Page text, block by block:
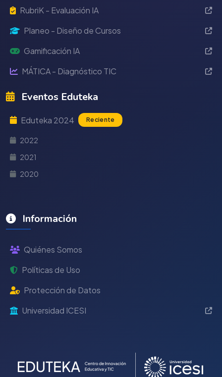
RubriK - Evaluación IA
Planeo - Diseño de Cursos
Gamificación IA
MÁTICA - Diagnóstico TIC
Eventos Eduteka
Eduteka 2024 Reciente
2022
2021
2020
Información
Quiénes Somos
Políticas de Uso
Protección de Datos
Universidad ICESI